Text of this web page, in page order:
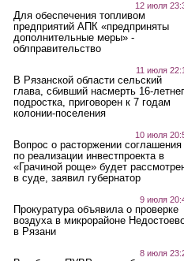
12 июля
Для обеспечения топливом
предприятий АПК «предприняты
дополнительные меры» -
облправительство
11 июля
В Рязанской области сельский
глава, сбивший насмерть 16-
подростка, приговорен к 7 годам
колонии-поселения
10 июля
Вопрос о расторжении соглашения
по реализации инвестпроекта в
«Грачиной роще» будет
в суде, заявил губернатор
9 июля
Прокуратура объявила о проверке
воздуха в микрорайоне
в Рязани
8 июля